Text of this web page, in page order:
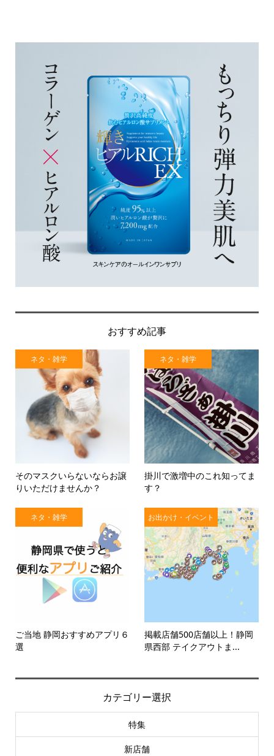
おすすめ記事
ネタ・雑学
そのマスクいらないならお譲
りいただけませんか？
ネタ・雑学
掛川で激増中のこれ知ってま
す？
ネタ・雑学
ご当地 静岡おすすめアプリ６
選
お出かけ・イベント
掲載店舗500店舗以上！静岡
県西部 テイクアウトま...
カテゴリー選択
特集
新店舗